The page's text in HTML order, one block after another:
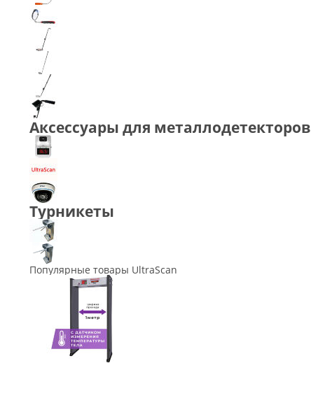
Аксессуары для металлодетекторов
Турникеты
Популярные товары UltraScan